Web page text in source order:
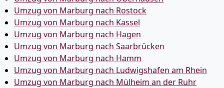
Umzug von Marburg nach Rostock
Umzug von Marburg nach Kassel
Umzug von Marburg nach Hagen
Umzug von Marburg nach Saarbrücken
Umzug von Marburg nach Hamm
Umzug von Marburg nach Ludwigshafen am Rhein
Umzug von Marburg nach Mülheim an der Ruhr